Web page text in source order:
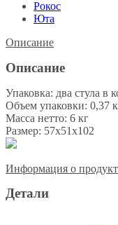
Рокос
Юта
Описание
Описание
Упаковка: два стула в
Объем упаковки: 0,37
Масса нетто: 6 кг
Размер: 57x51x102
Информация о
Детали